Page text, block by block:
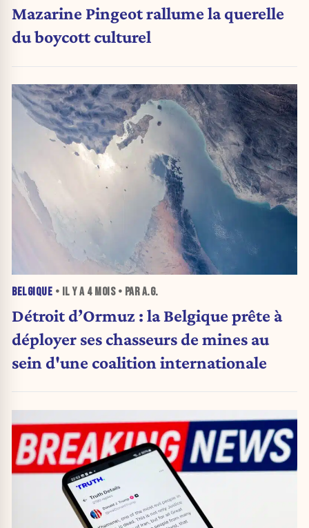
Mazarine Pingeot rallume la querelle
du boycott culturel
BELGIQUE • IL Y A 4 MOIS• PAR A.G.
Détroit d’Ormuz : la Belgique prête à
déployer ses chasseurs de mines au
sein d'une coalition internationale